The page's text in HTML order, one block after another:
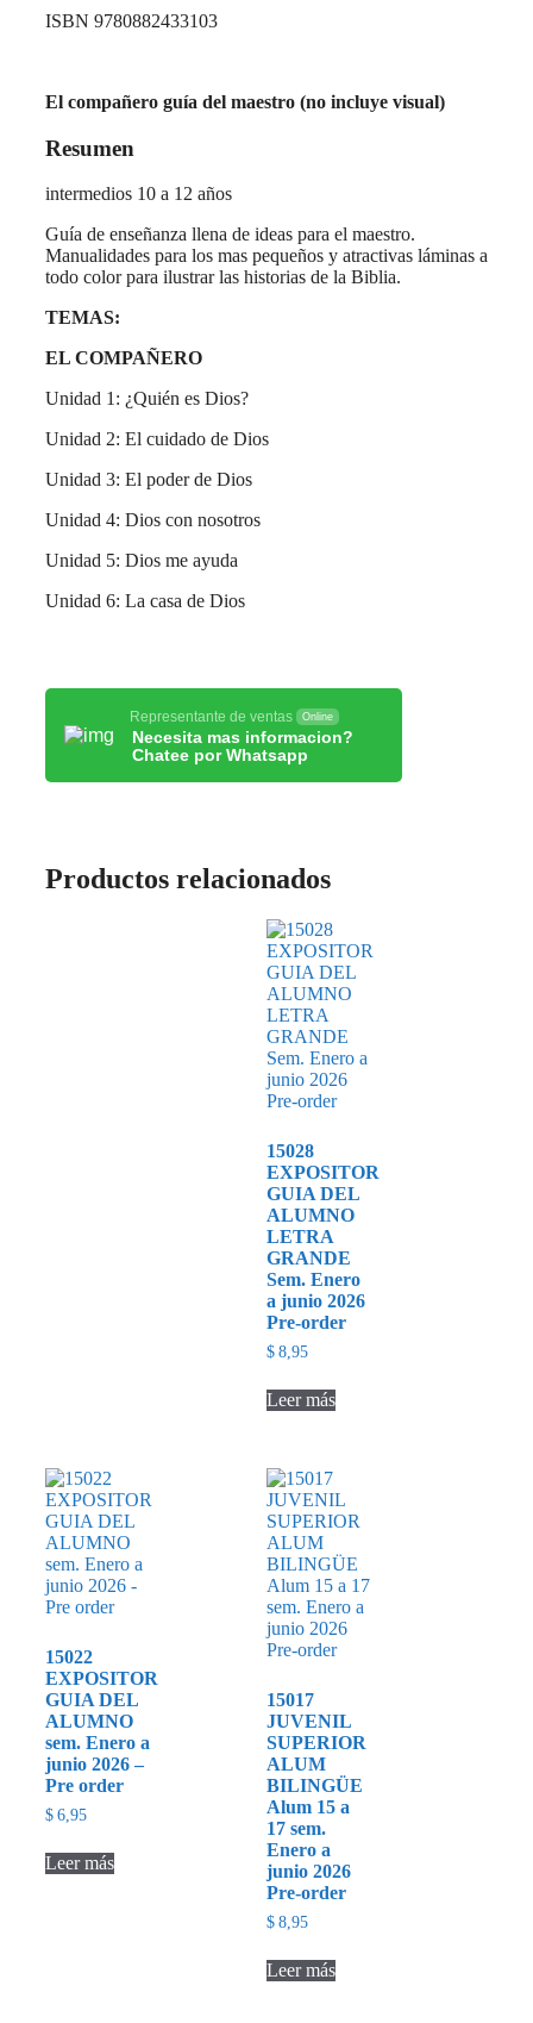
ISBN 9780882433103
El compañero guía del maestro (no incluye visual)
Resumen
intermedios 10 a 12 años
Guía de enseñanza llena de ideas para el maestro.
Manualidades para los mas pequeños y atractivas láminas a
todo color para ilustrar las historias de la Biblia.
TEMAS:
EL COMPAÑERO
Unidad 1: ¿Quién es Dios?
Unidad 2: El cuidado de Dios
Unidad 3: El poder de Dios
Unidad 4: Dios con nosotros
Unidad 5: Dios me ayuda
Unidad 6: La casa de Dios
Representante de ventas Online
Necesita mas informacion?
Chatee por Whatsapp
Productos relacionados
15028
EXPOSITOR
GUIA DEL
ALUMNO
LETRA
GRANDE
Sem. Enero
a junio 2026
Pre-order
$ 8,95
Leer más
15022
EXPOSITOR
GUIA DEL
ALUMNO
sem. Enero a
junio 2026 –
Pre order
$ 6,95
Leer más
15017
JUVENIL
SUPERIOR
ALUM
BILINGÜE
Alum 15 a
17 sem.
Enero a
junio 2026
Pre-order
$ 8,95
Leer más